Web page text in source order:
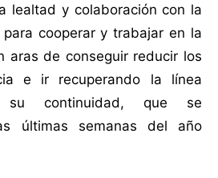
lealtad y colaboración con la
cooperar y trabajar en la
aras de conseguir reducir los
e ir recuperando la línea
su continuidad, que se
últimas semanas del año